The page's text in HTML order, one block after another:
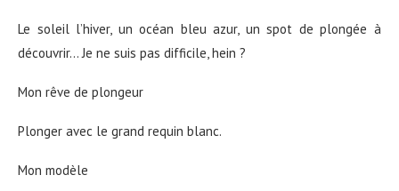
Le soleil l’hiver, un océan bleu azur, un spot de plongée à
découvrir… Je ne suis pas difficile, hein ?
Mon rêve de plongeur
Plonger avec le grand requin blanc.
Mon modèle